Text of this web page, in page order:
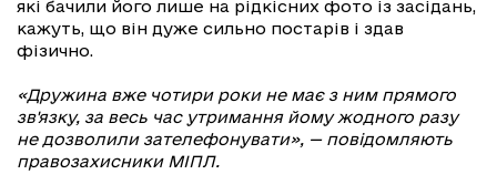
які бачили його лише на рідкісних фото із засідань,
кажуть, що він дуже сильно постарів і здав
фізично.
«Дружина вже чотири роки не має з ним прямого
зв'язку, за весь час утримання йому жодного разу
не дозволили зателефонувати», — повідомляють
правозахисники МІПЛ.